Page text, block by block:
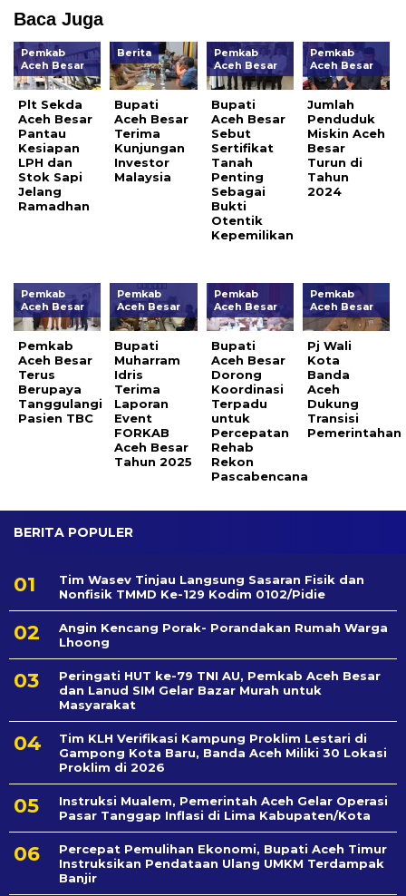
Baca Juga
Pemkab
Aceh Besar
Plt Sekda
Aceh Besar
Pantau
Kesiapan
LPH dan
Stok Sapi
Jelang
Ramadhan
Berita
Bupati
Aceh Besar
Terima
Kunjungan
Investor
Malaysia
Pemkab
Aceh Besar
Bupati
Aceh Besar
Sebut
Sertifikat
Tanah
Penting
Sebagai
Bukti
Otentik
Kepemilikan
Pemkab
Aceh Besar
Jumlah
Penduduk
Miskin Aceh
Besar
Turun di
Tahun
2024
Pemkab
Aceh Besar
Pemkab
Aceh Besar
Terus
Berupaya
Tanggulangi
Pasien TBC
Pemkab
Aceh Besar
Bupati
Muharram
Idris
Terima
Laporan
Event
FORKAB
Aceh Besar
Tahun 2025
Pemkab
Aceh Besar
Bupati
Aceh Besar
Dorong
Koordinasi
Terpadu
untuk
Percepatan
Rehab
Rekon
Pascabencana
Pemkab
Aceh Besar
Pj Wali
Kota
Banda
Aceh
Dukung
Transisi
Pemerintahan
BERITA POPULER
Tim Wasev Tinjau Langsung Sasaran Fisik dan
Nonfisik TMMD Ke-129 Kodim 0102/Pidie
Angin Kencang Porak- Porandakan Rumah Warga
Lhoong
Peringati HUT ke-79 TNI AU, Pemkab Aceh Besar
dan Lanud SIM Gelar Bazar Murah untuk
Masyarakat
Tim KLH Verifikasi Kampung Proklim Lestari di
Gampong Kota Baru, Banda Aceh Miliki 30 Lokasi
Proklim di 2026
Instruksi Mualem, Pemerintah Aceh Gelar Operasi
Pasar Tanggap Inflasi di Lima Kabupaten/Kota
Percepat Pemulihan Ekonomi, Bupati Aceh Timur
Instruksikan Pendataan Ulang UMKM Terdampak
Banjir